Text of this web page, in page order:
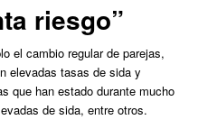
riesgo”
el cambio regular de parejas,
elevadas tasas de sida y
que han estado durante mucho
de sida, entre otros.